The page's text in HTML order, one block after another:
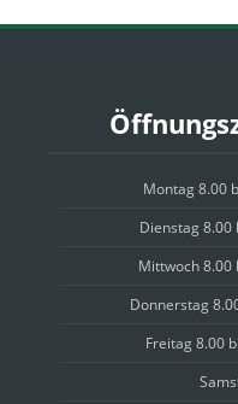
Montag 8.00
Dienstag 8.00
Mittwoch 8.00
Donnerstag
Freitag 8.00